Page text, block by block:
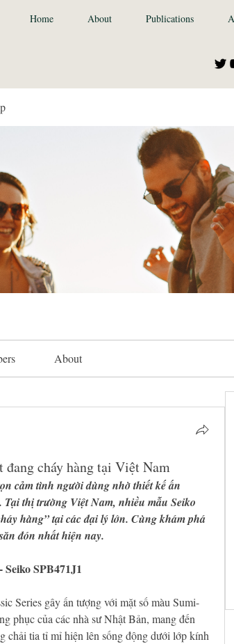
Home About Publications
About
đang cháy hàng tại Việt Nam
cảm tình người dùng nhờ thiết kế ấn
Tại thị trường Việt Nam, nhiều mẫu Seiko
hàng” tại các đại lý lớn. Cùng khám phá
đón nhất hiện nay.
SPB471J1
Series gây ấn tượng với mặt số màu Sumi-
phục của các nhà sư Nhật Bản, mang đến
chải tia tỉ mỉ hiện lên sống động dưới lớp kính